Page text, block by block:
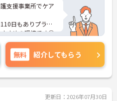
支援事業所でケア
日もありプライ
すめの環境です◎
通勤も楽々♪現場
る職場で、フォロ
心してスタートで
したら面接のポイ
無料 紹介してもらう
更新日：2026年07月30日